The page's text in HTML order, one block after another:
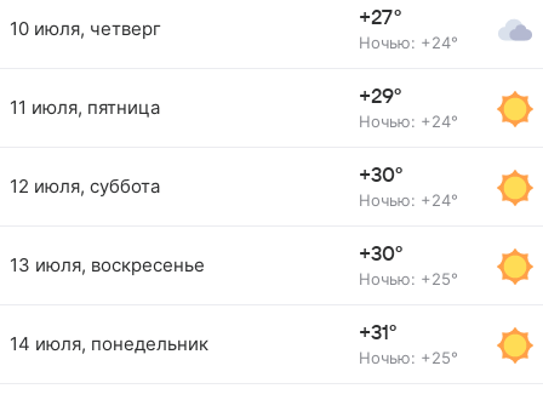
10 июля, четверг +27°
Ночью: +24°
11 июля, пятница +29°
Ночью: +24°
12 июля, суббота +30°
Ночью: +24°
13 июля, воскресенье +30°
Ночью: +25°
14 июля, понедельник +31°
Ночью: +25°